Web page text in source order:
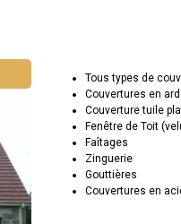
Tous types de
Couvertures en
Couverture tuile
Fenêtre de Toit
Faîtages
Zinguerie
Gouttières
Couvertures en